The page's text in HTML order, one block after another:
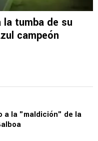
tumba de su
campeón
a la "maldición" de la